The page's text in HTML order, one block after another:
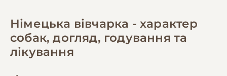
Німецька вівчарка - характер
собак, догляд, годування та
лікування